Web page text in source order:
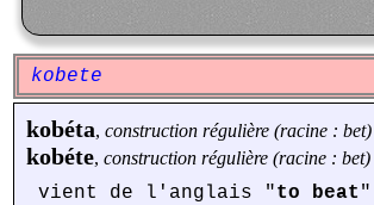
kobete
kobéta, construction régulière (racine : bet)
kobéte, construction régulière (racine : bet)
vient de l'anglais "to beat "